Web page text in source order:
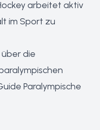
arbeitet aktiv
im Sport zu
die
Paralympische